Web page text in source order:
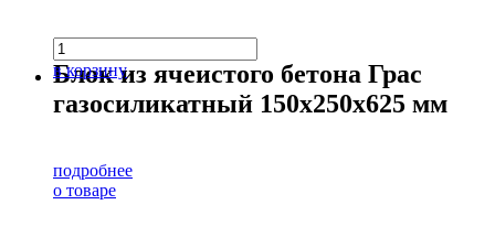
в корзину
Блок из ячеистого бетона Грас
газосиликатный 150х250х625 мм
подробнее
о товаре